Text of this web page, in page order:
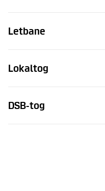
Letbane
Lokaltog
DSB-tog